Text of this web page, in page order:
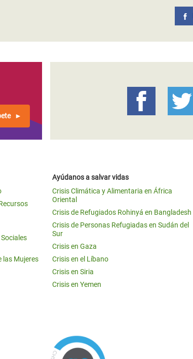
las Mujeres
Ayúdanos a salvar vidas
Crisis Climática y Alimentaria en África
Oriental
Crisis de Refugiados Rohinyá en Bangladesh
Crisis de Personas Refugiadas en Sudán del
Sur
Crisis en Gaza
Crisis en el Líbano
Crisis en Siria
Crisis en Yemen